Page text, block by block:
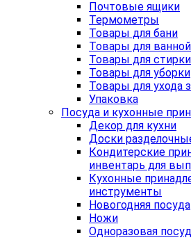
Почтовые ящики
Термометры
Товары для бани
Товары для ванной
Товары для
Товары для уборки
Товары для ухода
Упаковка
Посуда и кухонные
Декор для кухни
Доски
Кондитерские
инвентарь для
Кухонные
инструменты
Новогодняя посуда
Ножи
Одноразовая